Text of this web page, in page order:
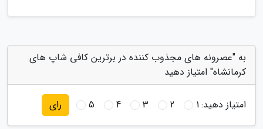
به "عصرونه های مجذوب کننده در برترین کافی شاپ های
کرمانشاه" امتیاز دهید
امتیاز دهید:1
2
3
4
5 رای